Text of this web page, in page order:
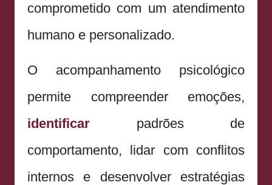
comprometido com um atendimento
humano e personalizado.
O acompanhamento psicológico
permite compreender emoções,
identificar padrões de
comportamento, lidar com conflitos
internos e desenvolver estratégias